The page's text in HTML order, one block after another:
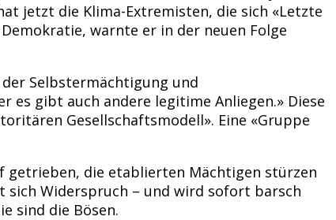
jetzt die Klima-Extremisten, die sich «Letzte
warnte er in der neuen Folge
Selbstermächtigung und
es gibt auch andere legitime Anliegen.» Diese
Gesellschaftsmodell». Eine «Gruppe
getrieben, die etablierten Mächtigen stürzen
sich Widerspruch – und wird sofort barsch
sind die Bösen.